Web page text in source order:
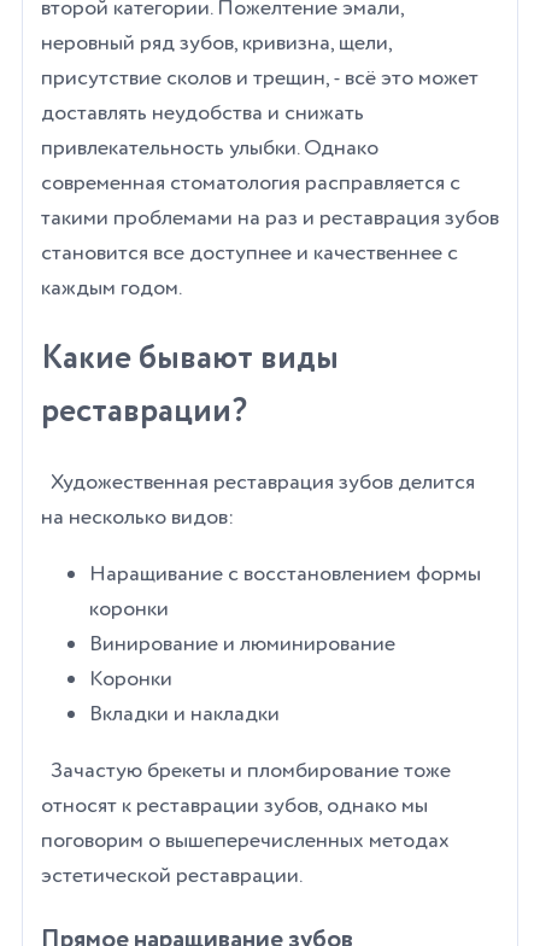
второй категории. Пожелтение эмали,
неровный ряд зубов, кривизна, щели,
присутствие сколов и трещин, - всё это может
доставлять неудобства и снижать
привлекательность улыбки. Однако
современная стоматология расправляется с
такими проблемами на раз и реставрация зубов
становится все доступнее и качественнее с
каждым годом.
Какие бывают виды
реставрации?
Художественная реставрация зубов делится
на несколько видов:
Наращивание с восстановлением формы
коронки
Винирование и люминирование
Коронки
Вкладки и накладки
Зачастую брекеты и пломбирование тоже
относят к реставрации зубов, однако мы
поговорим о вышеперечисленных методах
эстетической реставрации.